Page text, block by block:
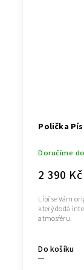
Polička
Doručíme
2 390 Kč
Do košíku
Líbí se Vám
který dodá
atmosféru.